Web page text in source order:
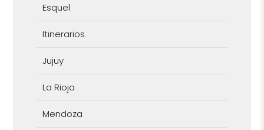
Esquel
Itinerarios
Jujuy
La Rioja
Mendoza